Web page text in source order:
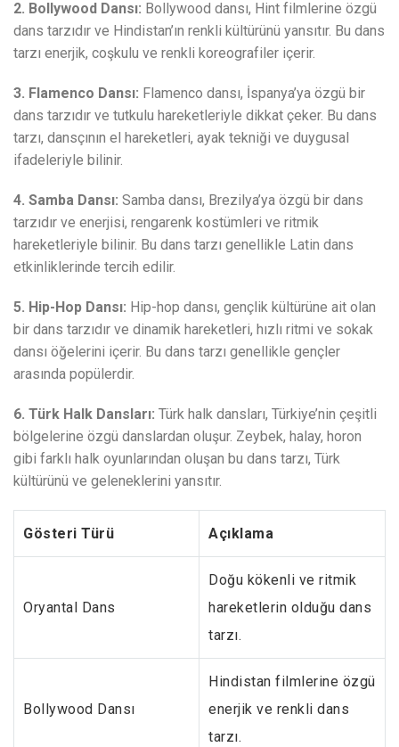
2. Bollywood Dansı: Bollywood dansı, Hint filmlerine özgü
dans tarzıdır ve Hindistan’ın renkli kültürünü yansıtır. Bu dans
tarzı enerjik, coşkulu ve renkli koreografiler içerir.
3. Flamenco Dansı: Flamenco dansı, İspanya’ya özgü bir
dans tarzıdır ve tutkulu hareketleriyle dikkat çeker. Bu dans
tarzı, dansçının el hareketleri, ayak tekniği ve duygusal
ifadeleriyle bilinir.
4. Samba Dansı: Samba dansı, Brezilya’ya özgü bir dans
tarzıdır ve enerjisi, rengarenk kostümleri ve ritmik
hareketleriyle bilinir. Bu dans tarzı genellikle Latin dans
etkinliklerinde tercih edilir.
5. Hip-Hop Dansı: Hip-hop dansı, gençlik kültürüne ait olan
bir dans tarzıdır ve dinamik hareketleri, hızlı ritmi ve sokak
dansı öğelerini içerir. Bu dans tarzı genellikle gençler
arasında popülerdir.
6. Türk Halk Dansları: Türk halk dansları, Türkiye’nin çeşitli
bölgelerine özgü danslardan oluşur. Zeybek, halay, horon
gibi farklı halk oyunlarından oluşan bu dans tarzı, Türk
kültürünü ve geleneklerini yansıtır.
Gösteri Türü Açıklama
Oryantal Dans
Doğu kökenli ve ritmik
hareketlerin olduğu dans
tarzı.
Bollywood Dansı
Hindistan filmlerine özgü
enerjik ve renkli dans
tarzı.